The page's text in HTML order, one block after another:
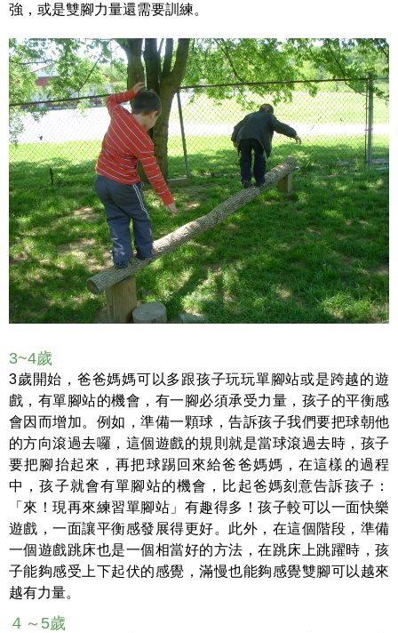
強，或是雙腳力量還需要訓練。
3~4歲
3歲開始，爸爸媽媽可以多跟孩子玩玩單腳站或是跨越的遊
戲，有單腳站的機會，有一腳必須承受力量，孩子的平衡感
會因而增加。例如，準備一顆球，告訴孩子我們要把球朝他
的方向滾過去囉，這個遊戲的規則就是當球滾過去時，孩子
要把腳抬起來，再把球踢回來給爸爸媽媽，在這樣的過程
中，孩子就會有單腳站的機會，比起爸媽刻意告訴孩子：
「來！現再來練習單腳站」有趣得多！孩子較可以一面快樂
遊戲，一面讓平衡感發展得更好。此外，在這個階段，準備
一個遊戲跳床也是一個相當好的方法，在跳床上跳躍時，孩
子能夠感受上下起伏的感覺，滿慢也能夠感覺雙腳可以越來
越有力量。
４～5歲